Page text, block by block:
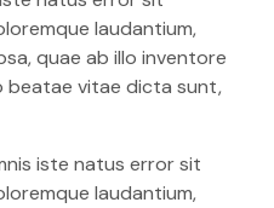
laudantium,
quae ab illo inventore
vitae dicta sunt,
iste natus error sit
laudantium,